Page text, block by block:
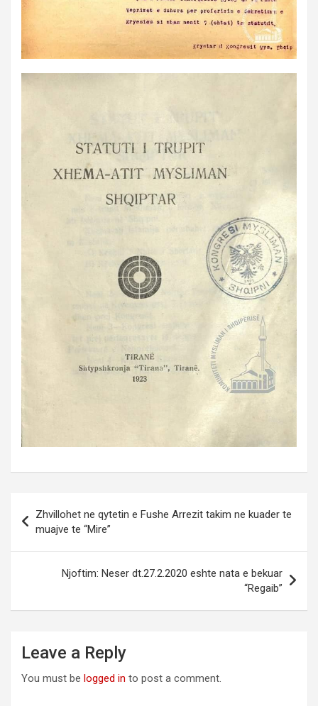
navigation
Zhvillohet ne qytetin e Fushe Arrezit takim ne kuader te
muajve te “Mire”
Njoftim: Neser dt.27.2.2020 eshte nata e bekuar
“Regaib”
Leave a Reply
You must be logged in to post a comment.